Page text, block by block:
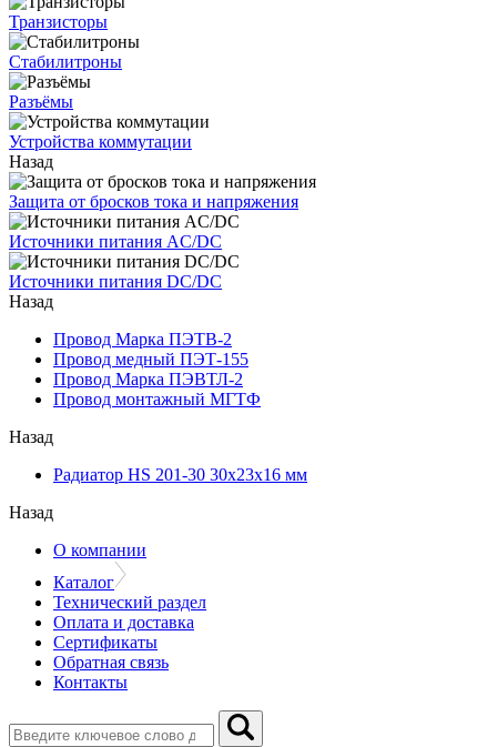
Транзисторы
Стабилитроны
Разъёмы
Устройства коммутации
Назад
Защита от бросков тока и напряжения
Источники питания AC/DC
Источники питания DC/DC
Назад
Провод Марка ПЭТВ-2
Провод медный ПЭТ-155
Провод Марка ПЭВТЛ-2
Провод монтажный МГТФ
Назад
Радиатор HS 201-30 30х23х16 мм
Назад
О компании
Каталог
Технический раздел
Оплата и доставка
Сертификаты
Обратная связь
Контакты